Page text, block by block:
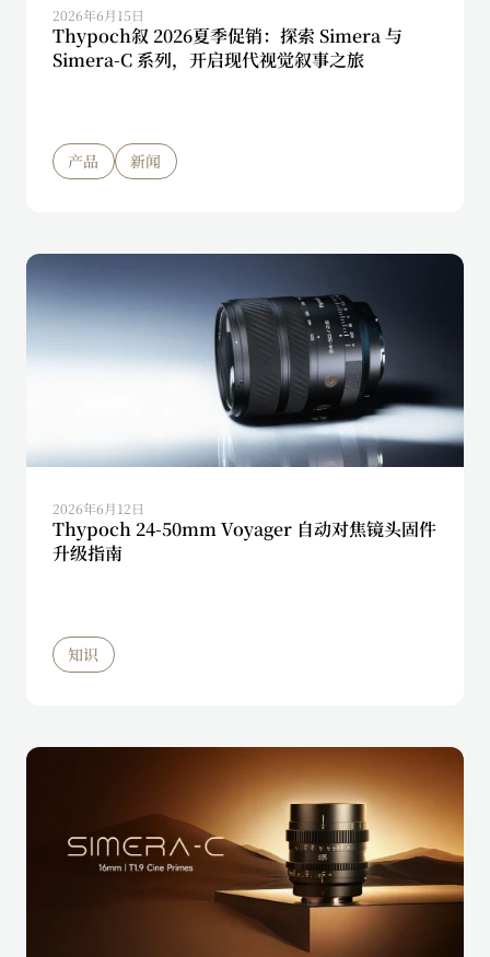
2026年6月15日
Thypoch叙 2026夏季促销：探索 Simera 与
Simera-C 系列，开启现代视觉叙事之旅
产品 新闻
2026年6月12日
Thypoch 24-50mm Voyager 自动对焦镜头固件
升级指南
知识